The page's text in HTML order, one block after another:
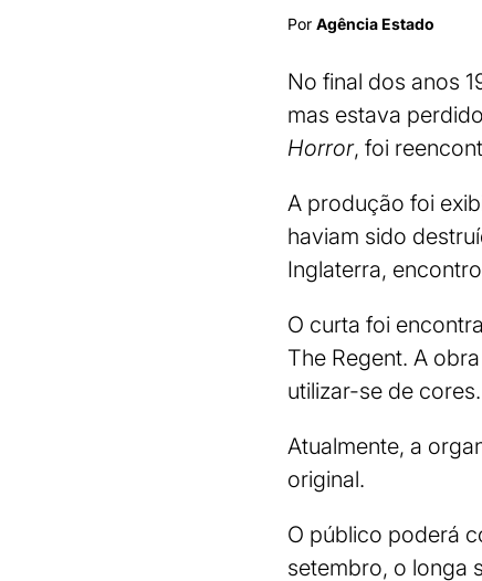
Por Agência Estado
No final dos anos
mas estava
Horror, foi
A produção foi
haviam sido
Inglaterra,
O curta foi
The Regent. A
utilizar-se de cores.
Atualmente, a
original.
O público poderá
setembro, o longa